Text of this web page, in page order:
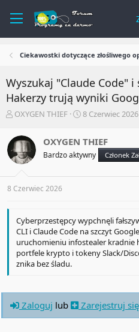
Ciekawostki dotyczące złośliwego
Wyszukaj "Claude Code"
Hakerzy trują wyniki
A
t
o
r
t
e
m
u
OXYGEN THIEF
R
p
o
z
8 Czerwiec 2026
OXYGEN THIEF
Bardzo aktywny Członek
8 Czerwiec 2026
Cyberprzestępcy wypchnęli
CLI i Claude Code na szczyt
uruchomieniu infostealer kradnie
portfele krypto i tokeny Slack/
znika bez śladu.
Zaloguj lub Zarejestruj się